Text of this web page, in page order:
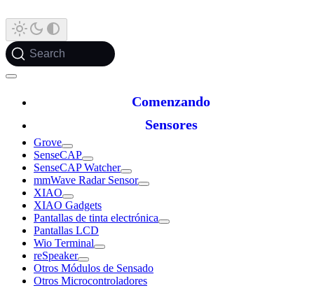
Search
Comenzando
Sensores
Grove
SenseCAP
SenseCAP Watcher
mmWave Radar Sensor
XIAO
XIAO Gadgets
Pantallas de tinta electrónica
Pantallas LCD
Wio Terminal
reSpeaker
Otros Módulos de Sensado
Otros Microcontroladores